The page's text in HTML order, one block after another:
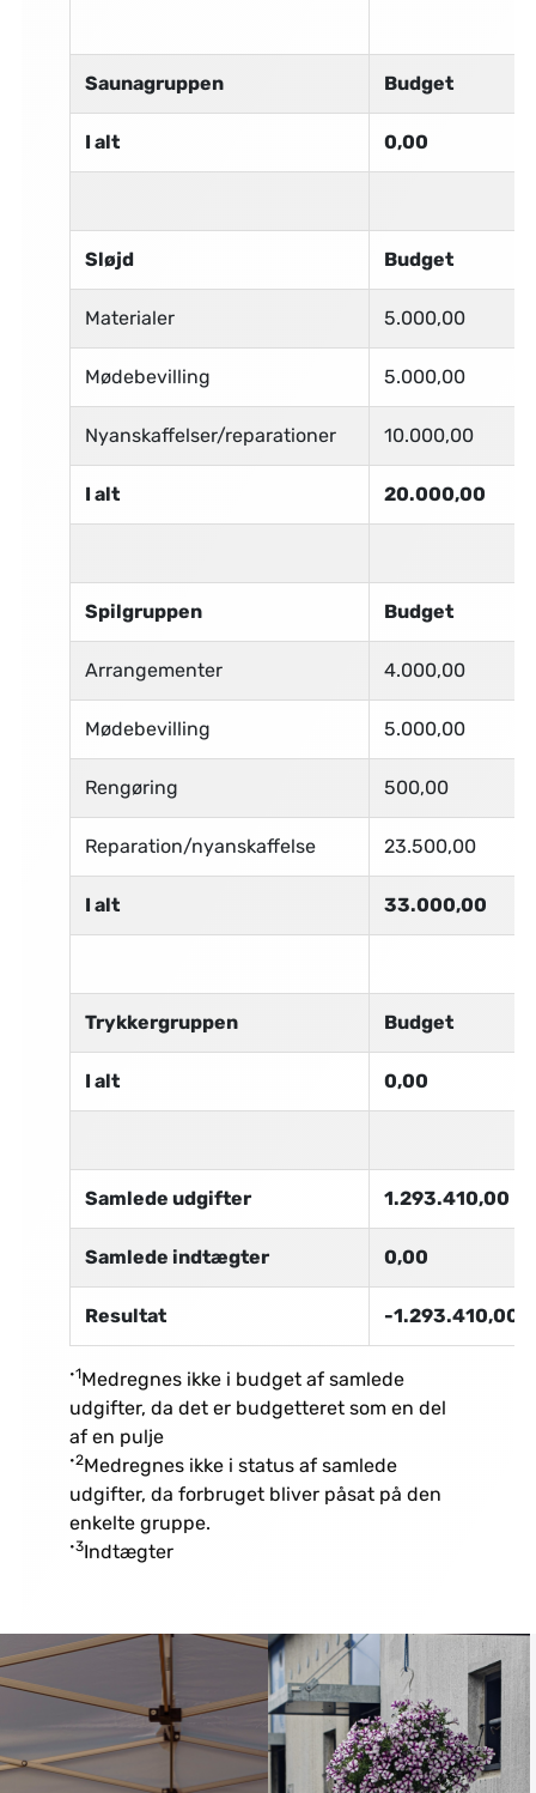
Saunagruppen Budget
I alt 0,00
Sløjd Budget
Materialer 5.000,00
Mødebevilling 5.000,00
Nyanskaffelser/reparationer 10.000,00
I alt 20.000,00
Spilgruppen Budget
Arrangementer 4.000,00
Mødebevilling 5.000,00
Rengøring 500,00
Reparation/nyanskaffelse 23.500,00
I alt 33.000,00
Trykkergruppen Budget
I alt 0,00
Samlede udgifter 1.293.410,00
Samlede indtægter 0,00
Resultat -1.293.410,00
•1Medregnes ikke i budget af samlede
udgifter, da det er budgetteret som en del
af en pulje
•2Medregnes ikke i status af samlede
udgifter, da forbruget bliver påsat på den
enkelte gruppe.
•3Indtægter